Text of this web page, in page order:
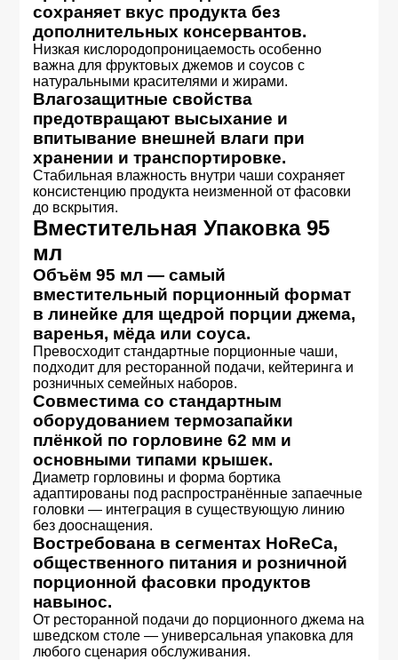
сохраняет вкус продукта без
дополнительных консервантов.
Низкая кислородопроницаемость особенно
важна для фруктовых джемов и соусов с
натуральными красителями и жирами.
Влагозащитные свойства
предотвращают высыхание и
впитывание внешней влаги при
хранении и транспортировке.
Стабильная влажность внутри чаши сохраняет
консистенцию продукта неизменной от фасовки
до вскрытия.
Вместительная Упаковка 95
мл
Объём 95 мл — самый
вместительный порционный формат
в линейке для щедрой порции джема,
варенья, мёда или соуса.
Превосходит стандартные порционные чаши,
подходит для ресторанной подачи, кейтеринга и
розничных семейных наборов.
Совместима со стандартным
оборудованием термозапайки
плёнкой по горловине 62 мм и
основными типами крышек.
Диаметр горловины и форма бортика
адаптированы под распространённые запаечные
головки — интеграция в существующую линию
без дооснащения.
Востребована в сегментах HoReCa,
общественного питания и розничной
порционной фасовки продуктов
навынос.
От ресторанной подачи до порционного джема на
шведском столе — универсальная упаковка для
любого сценария обслуживания.